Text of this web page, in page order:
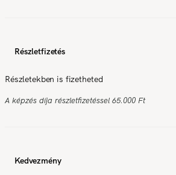
Részletfizetés
Részletekben is fizetheted
A képzés díja részletfizetéssel 65.000 Ft
Kedvezmény